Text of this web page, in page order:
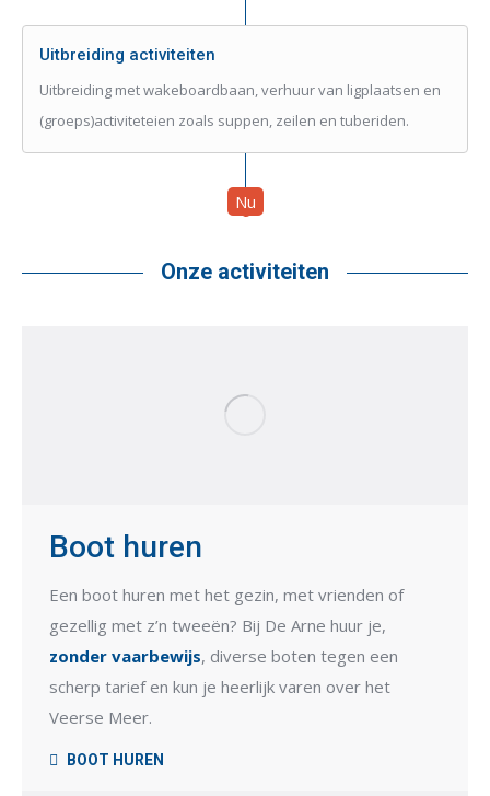
Uitbreiding activiteiten
Uitbreiding met wakeboardbaan, verhuur van ligplaatsen en
(groeps)activiteteien zoals suppen, zeilen en tuberiden.
Nu
Onze activiteiten
Boot huren
Een boot huren met het gezin, met vrienden of
gezellig met z’n tweeën? Bij De Arne huur je,
zonder vaarbewijs, diverse boten tegen een
scherp tarief en kun je heerlijk varen over het
Veerse Meer.
BOOT HUREN